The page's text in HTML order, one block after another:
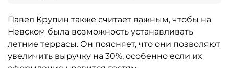
Павел Крупин также считает важным, чтобы на
Невском была возможность устанавливать
летние террасы. Он поясняет, что они позволяют
увеличить выручку на 30%, особенно если их